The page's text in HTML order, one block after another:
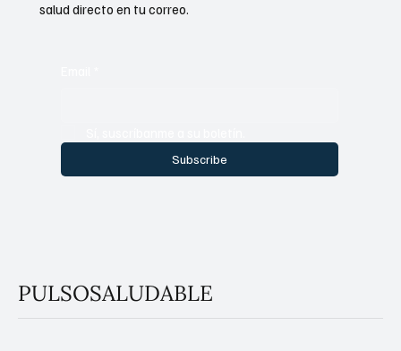
Subscribe
salud directo en tu correo.
PULSOSALUDABLE